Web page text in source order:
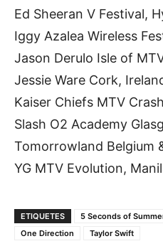
Ed Sheeran V Festival,
Iggy Azalea Wireless
Jason Derulo Isle of
Jessie Ware Cork,
Kaiser Chiefs MTV
Slash O2 Academy
Tomorrowland Belgium
YG MTV Evolution,
ETIQUETES 5 Seconds of
One Direction
Taylor Swift